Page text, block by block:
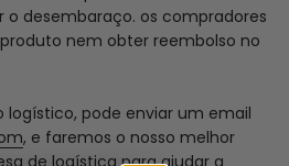
desembaraço. os compradores
nem obter reembolso no
logístico, pode enviar um email
, e faremos o nosso melhor
de logística para ajudar a